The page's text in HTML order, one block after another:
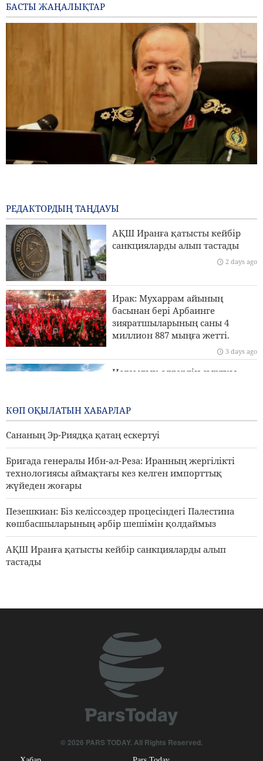
БАСТЫ ЖАҢАЛЫҚТАР
1 day ago
Пезешкиан: Біз келіссөздер процесіндегі Палестина
көшбасшыларының әрбір шешімін қолдаймыз
Сананың Эр-Риядқа қатаң ескертуі
Ормуз бұғазы үстінде MQ9 дроны жойылды
Иран Сыртқы істер министрлігі: Біз Иранды заңды
түрде қорғау үшін барлық құралдарды пайдаланамыз
РЕДАКТОРДЫҢ ТАҢДАУЫ
АҚШ Иранға қатысты кейбір
санкцияларды алып тастады
2 days ago
Ирак: Мухаррам айының
басынан бері Арбаинге
зияратшыларының саны 4
миллион 887 мыңға жетті.
3 days ago
Исламдық елдердің сыртқы
әрекеттеріне қарсы тұру үшін
бас қосады
КӨП ОҚЫЛАТЫН ХАБАРЛАР
Сананың Эр-Риядқа қатаң ескертуі
Бригада генералы Ибн-әл-Реза: Иранның жергілікті
технологиясы аймақтағы кез келген импорттық
жүйеден жоғары
Пезешкиан: Біз келіссөздер процесіндегі Палестина
көшбасшыларының әрбір шешімін қолдаймыз
АҚШ Иранға қатысты кейбір санкцияларды алып
тастады
© 2026 PARS TODAY. All Rights Reserved.